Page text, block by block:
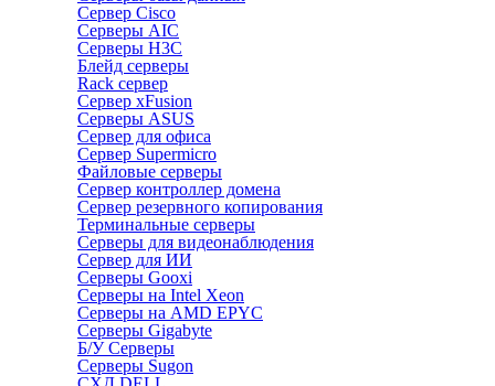
Сервер Cisco
Серверы AIC
Серверы H3C
Блейд серверы
Rack сервер
Сервер xFusion
Серверы ASUS
Сервер для офиса
Сервер Supermicro
Файловые серверы
Сервер контроллер домена
Сервер резервного копирования
Терминальные серверы
Серверы для видеонаблюдения
Сервер для ИИ
Серверы Gooxi
Серверы на Intel Xeon
Серверы на AMD EPYC
Серверы Gigabyte
Б/У Серверы
Серверы Sugon